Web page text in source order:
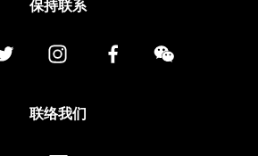
保持联系
联络我们